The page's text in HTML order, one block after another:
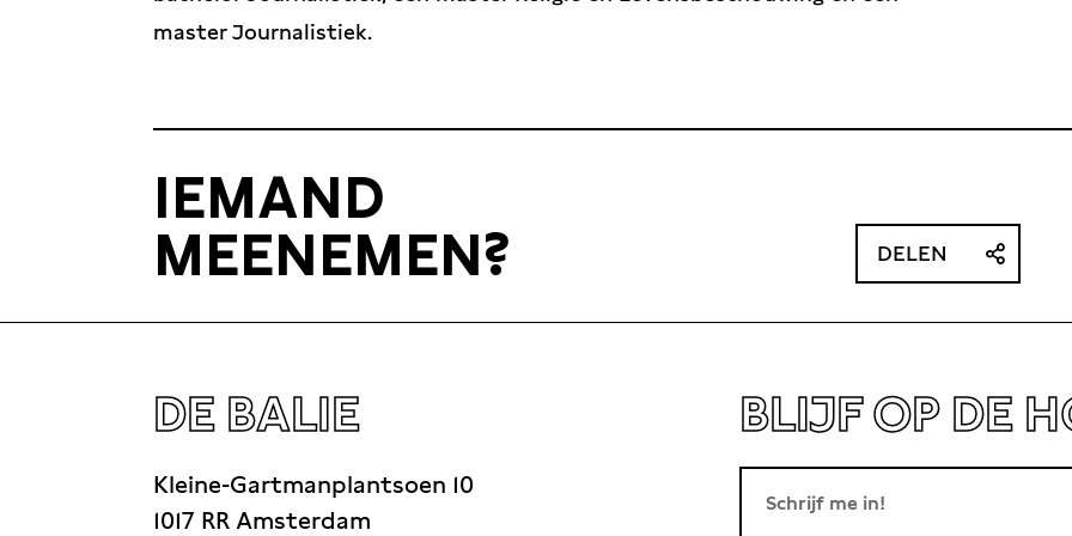
master Journalistiek.
IEMAND
MEENEMEN?
DELEN
DE BALIE
Kleine-Gartmanplantsoen 10
1017 RR Amsterdam
BLIJF OP DE